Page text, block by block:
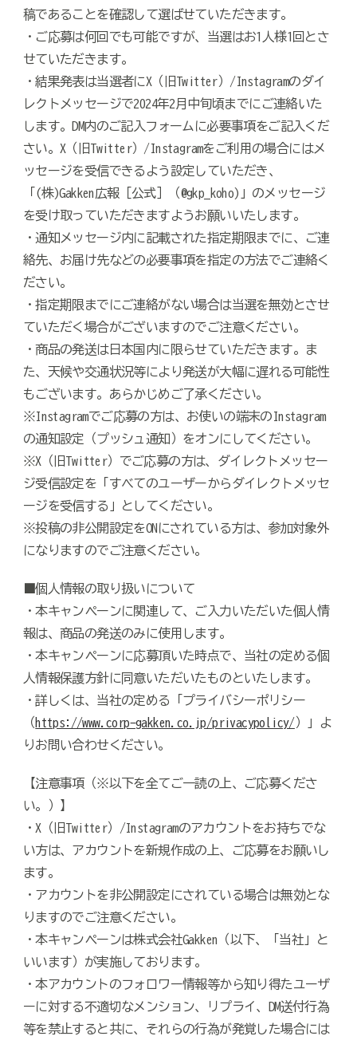
稿であることを確認して選ばせていただきます。
・ご応募は何回でも可能ですが、当選はお1人様1回とさ
せていただきます。
・結果発表は当選者にX（旧Twitter）/Instagramのダイ
レクトメッセージで2024年2月中旬頃までにご連絡いた
します。 DM内のご記入フォームに必要事項をご記入くだ
さい。X（旧Twitter）/Instagramをご利用の場合にはメ
ッセージを受信できるよう設定していただき、
「(株)Gakken広報［公式］（@gkp_koho)」のメッセージ
を受け取っていただきますようお願いいたします。
・通知メッセージ内に記載された指定期限までに、ご連
絡先、お届け先などの必要事項を指定の方法でご連絡く
ださい。
・指定期限までにご連絡がない場合は当選を無効とさせ
ていただく場合がございますのでご注意ください。
・商品の発送は日本国内に限らせていただきます。ま
た、 天候や交通状況等により発送が大幅に遅れる可能性
もございます。あらかじめご了承ください。
※Instagramでご応募の方は、お使いの端末のInstagram
の通知設定（プッシュ通知）をオンにしてください。
※X（旧Twitter）でご応募の方は、ダイレクトメッセー
ジ受信設定を「すべてのユーザーからダイレクトメッセ
ージを受信する」としてください。
※投稿の非公開設定をONにされている方は、参加対象外
になりますのでご注意ください。
■個人情報の取り扱いについて
・本キャンペーンに関連して、ご入力いただいた個人情
報は、商品の発送のみに使用します。
・本キャンペーンに応募頂いた時点で、当社の定める個
人情報保護方針に同意いただいたものといたします。
・詳しくは、当社の定める「プライバシーポリシー
（ https://www.corp-gakken.co.jp/privacypolicy/ ）」よ
りお問い合わせください。
【注意事項（※以下を全てご一読の上、ご応募くださ
い。）】
・X（旧Twitter）/Instagramのアカウントをお持ちでな
い方は、アカウントを新規作成の上、ご応募をお願いし
ます。
・アカウントを非公開設定にされている場合は無効とな
りますのでご注意ください。
・本キャンペーンは株式会社Gakken（以下、「当社」と
いいます）が実施しております。
・本アカウントのフォロワー情報等から知り得たユーザ
ーに対する不適切なメンション、リプライ、DM送付行為
等を禁止すると共に、それらの行為が発覚した場合には